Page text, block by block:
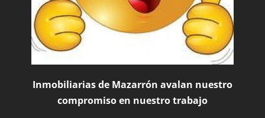
Inmobiliarias de Mazarrón avalan nuestro
compromiso en nuestro trabajo